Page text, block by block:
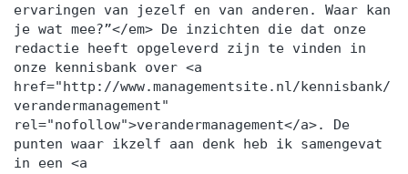
van Supertrainer Intakegesprek (vrijblijvend)Jij
krijgt de beste training als die is afgestemd op
jou behoeften. Daarom brengen we samen jouw
situatie in kaart. Dat kan telefonisch en duurt
maximaal 30 minuten. Tegelijkertijd kan jij ook
alles aan ons vragen om zo te beslissen of we bij
je passen. Persoonlijke brochure (vrijblijvend)Na
ervaringen van jezelf en van anderen. Waar kan
je wat mee?”</em> De inzichten die dat onze
redactie heeft opgeleverd zijn te vinden in
onze kennisbank over <a
href="http://www.managementsite.nl/kennisbank/
verandermanagement"
rel="nofollow">verandermanagement</a>. De
punten waar ikzelf aan denk heb ik samengevat
in een <a